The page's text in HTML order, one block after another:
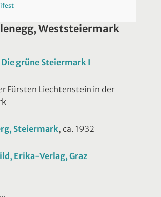
Weststeiermark
grüne Steiermark I
Fürsten Liechtenstein in der
Steiermark, ca. 1932
Erika-Verlag, Graz